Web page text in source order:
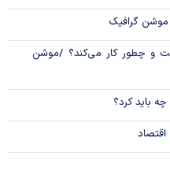
موشن گرافیک
و چطور کار می‌کند؟ /موشن
چه باید کرد؟
اقتصاد